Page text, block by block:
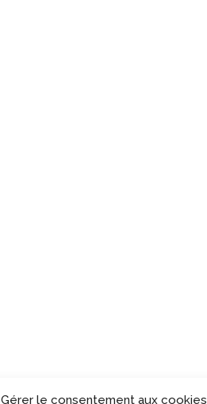
Gérer le consentement aux cookies